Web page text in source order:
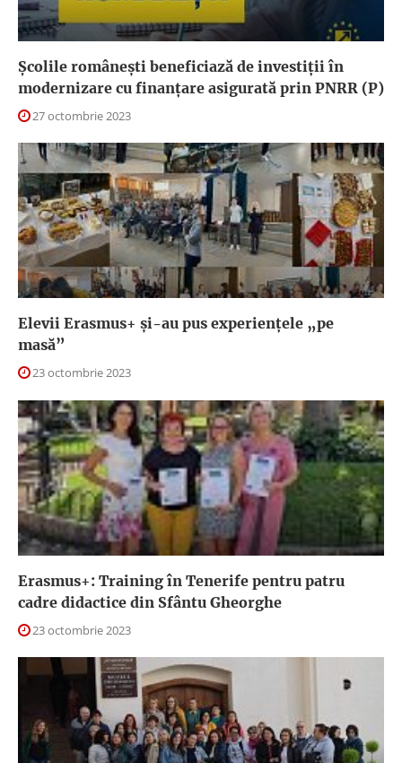
Școlile românești beneficiază de investiții în
modernizare cu finanțare asigurată prin PNRR (P)
27 octombrie 2023
Elevii Erasmus+ și-au pus experiențele „pe
masă”
23 octombrie 2023
Erasmus+: Training în Tenerife pentru patru
cadre didactice din Sfântu Gheorghe
23 octombrie 2023